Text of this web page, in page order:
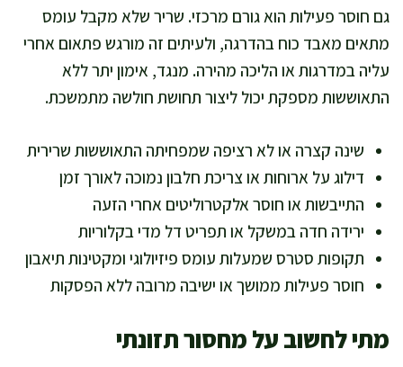
גם חוסר פעילות הוא גורם מרכזי. שריר שלא מקבל עומס
מתאים מאבד כוח בהדרגה, ולעיתים זה מורגש פתאום אחרי
עליה במדרגות או הליכה מהירה. מנגד, אימון יתר ללא
התאוששות מספקת יכול ליצור תחושת חולשה מתמשכת.
שינה קצרה או לא רציפה שמפחיתה התאוששות שרירית
דילוג על ארוחות או צריכת חלבון נמוכה לאורך זמן
התייבשות או חוסר אלקטרוליטים אחרי הזעה
ירידה חדה במשקל או תפריט דל מדי בקלוריות
תקופות סטרס שמעלות עומס פיזיולוגי ומקטינות תיאבון
חוסר פעילות ממושך או ישיבה מרובה ללא הפסקות
מתי לחשוב על מחסור תזונתי